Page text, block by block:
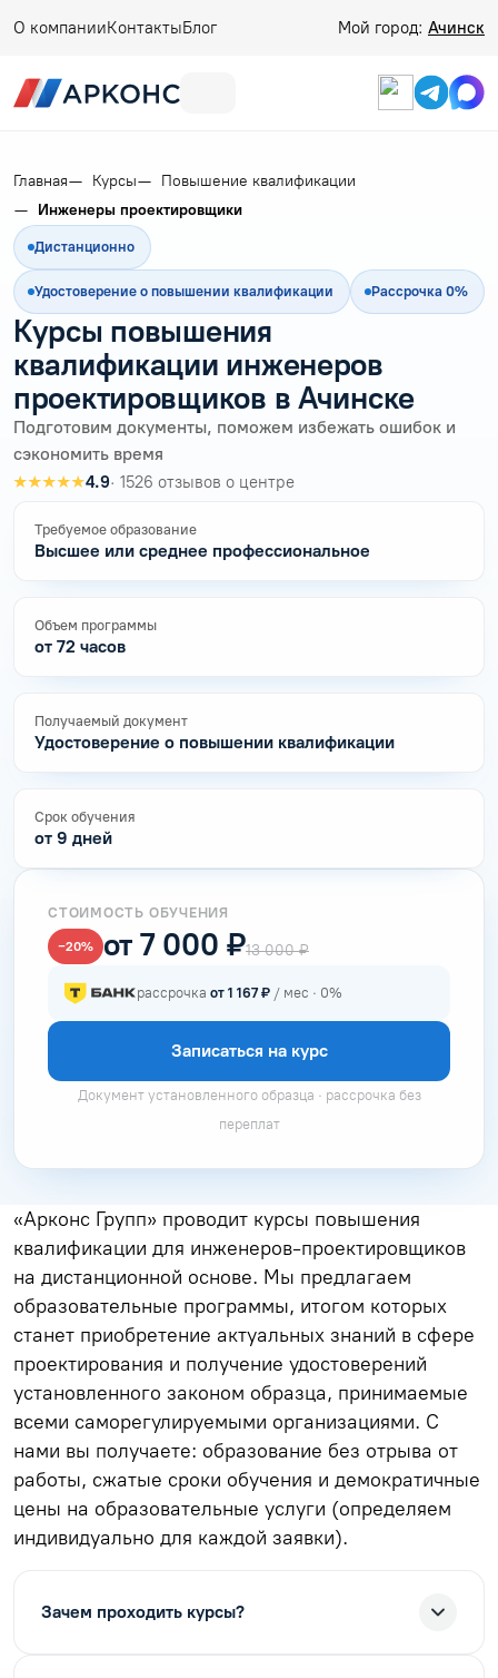
О компанииКонтактыБлог Мой город: Ачинск
Главная Курсы
Повышение квалификации
Инженеры проектировщики
Дистанционно
Удостоверение о повышении квалификации Рассрочка 0%
Курсы повышения
квалификации инженеров
проектировщиков в Ачинске
Подготовим документы, поможем избежать ошибок и
сэкономить время
★★★★★4.9· 1526 отзывов о центре
Требуемое образование
Высшее или среднее профессиональное
Объем программы
от 72 часов
Получаемый документ
Удостоверение о повышении квалификации
Срок обучения
от 9 дней
СТОИМОСТЬ ОБУЧЕНИЯ
−20% от 7 000 ₽13 000 ₽
рассрочка от 1 167 ₽ / мес · 0%
Записаться на курс
Документ установленного образца · рассрочка без
переплат
«Арконс Групп» проводит курсы повышения
квалификации для инженеров-проектировщиков
на дистанционной основе. Мы предлагаем
образовательные программы, итогом которых
станет приобретение актуальных знаний в сфере
проектирования и получение удостоверений
установленного законом образца, принимаемые
всеми саморегулируемыми организациями. С
нами вы получаете: образование без отрыва от
работы, сжатые сроки обучения и демократичные
цены на образовательные услуги (определяем
индивидуально для каждой заявки).
Зачем проходить курсы?